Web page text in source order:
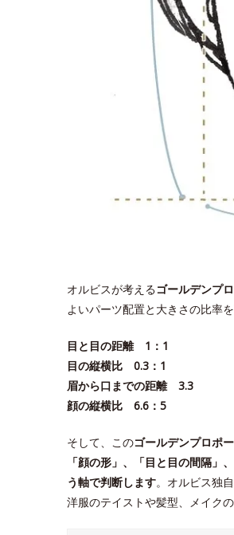
オルビスが考えるゴールデンプ
よいパーツ配置と大きさの比率
目と目の距離 1：1
目の縦横比 0.3：1
眉から口までの距離 3.3
顔の縦横比 6.6：5
そして、このゴールデンプロポ
「顔の形」、「目と目の間隔」
う軸で判断します。オルビス独
洋服のテイストや髪型、メイク